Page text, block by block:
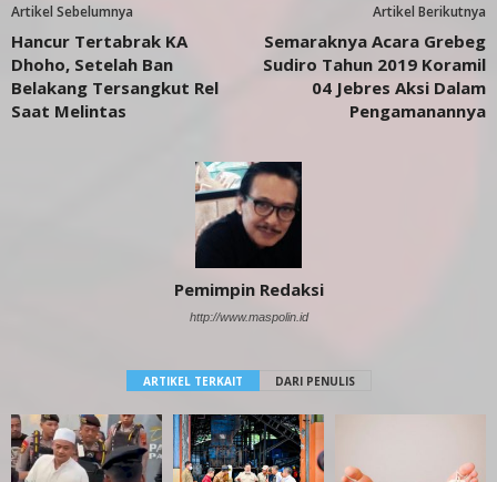
Artikel Sebelumnya
Hancur Tertabrak KA
Dhoho, Setelah Ban
Belakang Tersangkut Rel
Saat Melintas
Artikel Berikutnya
Semaraknya Acara Grebeg
Sudiro Tahun 2019 Koramil
04 Jebres Aksi Dalam
Pengamanannya
Pemimpin Redaksi
http://www.maspolin.id
ARTIKEL TERKAIT DARI PENULIS